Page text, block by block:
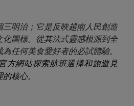
明治；它是反映越南人民創造
化圖標。從其法式靈感根源到全
任何美食愛好者的必試體驗。
官方網站探索航班選擇和旅遊見
核心。